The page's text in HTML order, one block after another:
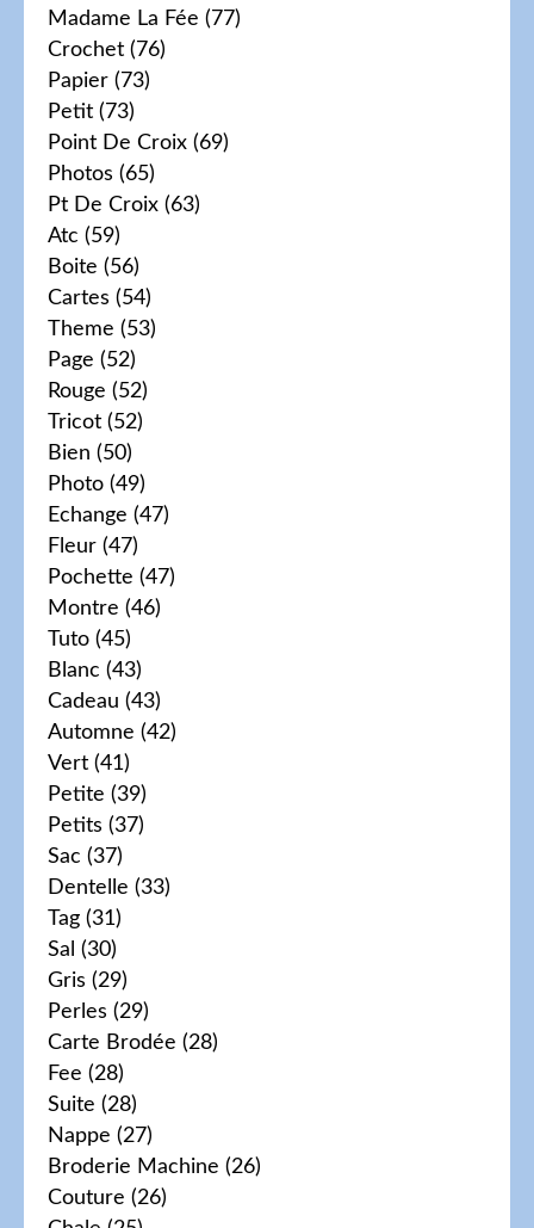
Madame La Fée (77)
Crochet (76)
Papier (73)
Petit (73)
Point De Croix (69)
Photos (65)
Pt De Croix (63)
Atc (59)
Boite (56)
Cartes (54)
Theme (53)
Page (52)
Rouge (52)
Tricot (52)
Bien (50)
Photo (49)
Echange (47)
Fleur (47)
Pochette (47)
Montre (46)
Tuto (45)
Blanc (43)
Cadeau (43)
Automne (42)
Vert (41)
Petite (39)
Petits (37)
Sac (37)
Dentelle (33)
Tag (31)
Sal (30)
Gris (29)
Perles (29)
Carte Brodée (28)
Fee (28)
Suite (28)
Nappe (27)
Broderie Machine (26)
Couture (26)